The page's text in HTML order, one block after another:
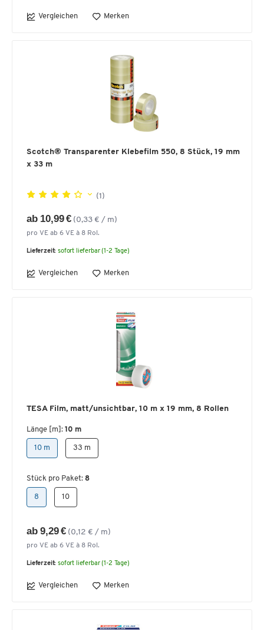
Vergleichen Merken
Scotch® Transparenter Klebefilm 550, 8 Stück, 19 mm
x 33 m
(1)
ab 10,99 € (0,33 € / m)
pro VE ab 6 VE à 8 Rol.
Lieferzeit: sofort lieferbar (1-2 Tage)
Vergleichen Merken
TESA Film, matt/unsichtbar, 10 m x 19 mm, 8 Rollen
Länge [m]: 10 m
10 m 33 m
Stück pro Paket: 8
8 10
ab 9,29 € (0,12 € / m)
pro VE ab 6 VE à 8 Rol.
Lieferzeit: sofort lieferbar (1-2 Tage)
Vergleichen Merken